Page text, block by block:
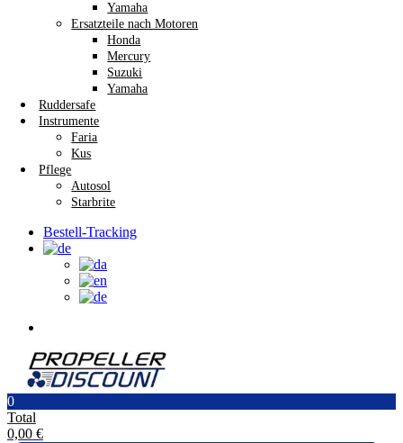
Yamaha
Ersatzteile nach Motoren
Honda
Mercury
Suzuki
Yamaha
Ruddersafe
Instrumente
Faria
Kus
Pflege
Autosol
Starbrite
Bestell-Tracking
0
Total
0,00 €